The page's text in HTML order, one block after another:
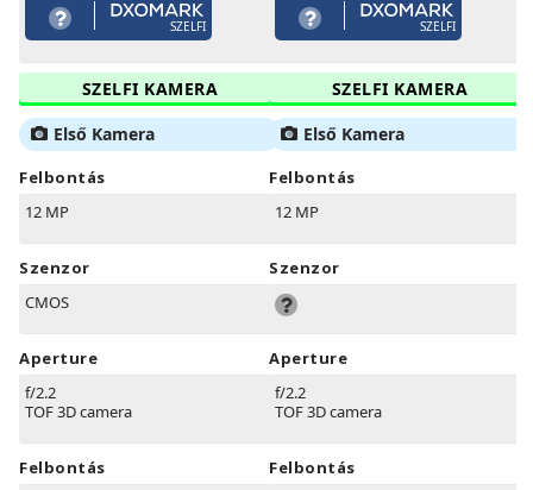
SZELFI
SZELFI KAMERA
Első Kamera
Felbontás
12 MP
Szenzor
CMOS
Aperture
f/2.2
TOF 3D camera
Felbontás
SZELFI
SZELFI KAMERA
Első Kamera
Felbontás
12 MP
Szenzor
Aperture
f/2.2
TOF 3D camera
Felbontás